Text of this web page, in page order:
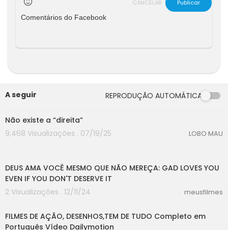
CANCELAR
Publicar
Comentários do Facebook
A seguir REPRODUÇÃO AUTOMÁTICA
00:00
Não existe a “direita”
9,468 Visualizações . 07/19/25
LOBO MAU
DEUS AMA VOCÊ MESMO QUE NÃO MEREÇA: GAD LOVES YOU
EVEN IF YOU DON'T DESERVE IT
2 Visualizações . 12/11/24
meusfilmes
FILMES DE AÇÃO, DESENHOS,TEM DE TUDO Completo em
Português Vídeo Dailymotion